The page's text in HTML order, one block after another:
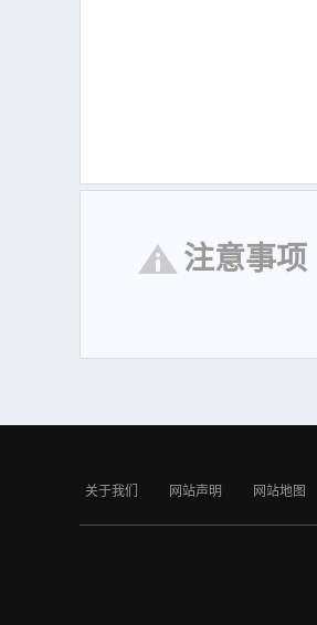
注意事项
关于我们 网站声明 网站地图